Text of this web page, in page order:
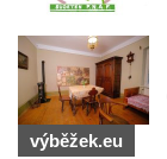
výběžek.eu